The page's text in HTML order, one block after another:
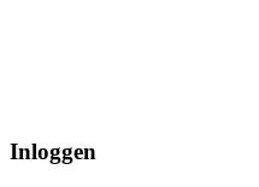
Inloggen